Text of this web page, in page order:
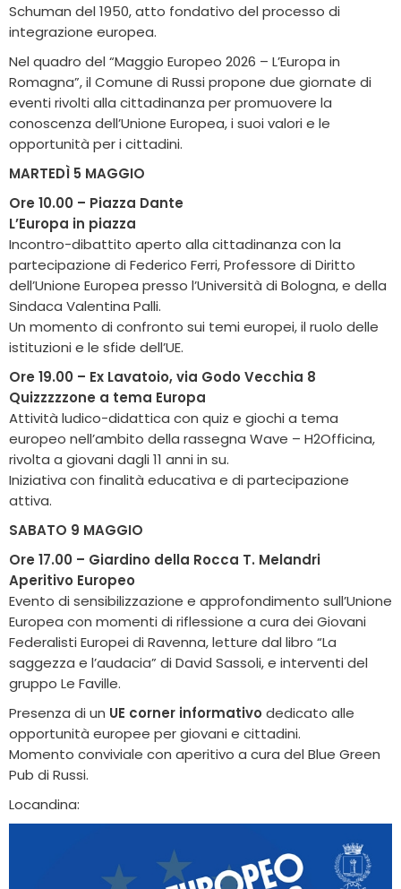
Schuman del 1950, atto fondativo del processo di
integrazione europea.
Nel quadro del “Maggio Europeo 2026 – L’Europa in
Romagna”, il Comune di Russi propone due giornate di
eventi rivolti alla cittadinanza per promuovere la
conoscenza dell’Unione Europea, i suoi valori e le
opportunità per i cittadini.
MARTEDÌ 5 MAGGIO
Ore 10.00 – Piazza Dante
L’Europa in piazza
Incontro-dibattito aperto alla cittadinanza con la
partecipazione di Federico Ferri, Professore di Diritto
dell’Unione Europea presso l’Università di Bologna, e della
Sindaca Valentina Palli.
Un momento di confronto sui temi europei, il ruolo delle
istituzioni e le sfide dell’UE.
Ore 19.00 – Ex Lavatoio, via Godo Vecchia 8
Quizzzzzone a tema Europa
Attività ludico-didattica con quiz e giochi a tema
europeo nell’ambito della rassegna Wave – H2Officina,
rivolta a giovani dagli 11 anni in su.
Iniziativa con finalità educativa e di partecipazione
attiva.
SABATO 9 MAGGIO
Ore 17.00 – Giardino della Rocca T. Melandri
Aperitivo Europeo
Evento di sensibilizzazione e approfondimento sull’Unione
Europea con momenti di riflessione a cura dei Giovani
Federalisti Europei di Ravenna, letture dal libro “La
saggezza e l’audacia” di David Sassoli, e interventi del
gruppo Le Faville.
Presenza di un UE corner informativo dedicato alle
opportunità europee per giovani e cittadini.
Momento conviviale con aperitivo a cura del Blue Green
Pub di Russi.
Locandina: